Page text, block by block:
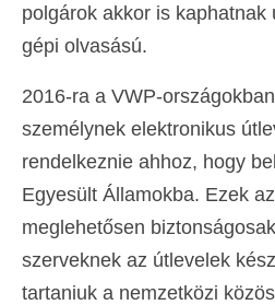
polgárok akkor is kaphatnak
gépi olvasású.
2016-ra a VWP-
személynek elektronikus
rendelkeznie ahhoz, hogy
Egyesült Államokba. Ezek
meglehetősen
szerveknek az útlevelek
tartaniuk a nemzetközi